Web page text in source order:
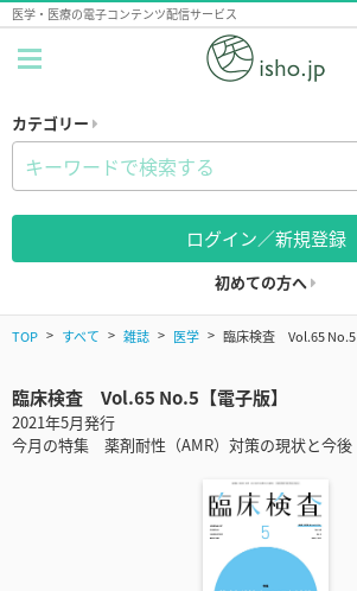
医学・医療の電子コンテンツ配信サービス
カテゴリー
ログイン／新規登録
初めての方へ
TOP すべて 雑誌 医学 臨床検査 Vol.65 No.5
臨床検査 Vol.65 No.5【電子版】
2021年5月発行
今月の特集 薬剤耐性（AMR）対策の現状と今後